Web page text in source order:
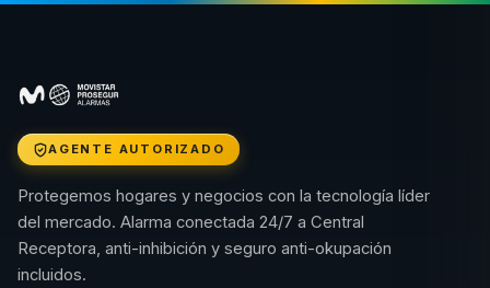
AGENTE AUTORIZADO
Protegemos hogares y negocios con la tecnología líder
del mercado. Alarma conectada 24/7 a Central
Receptora, anti-inhibición y seguro anti-okupación
incluidos.